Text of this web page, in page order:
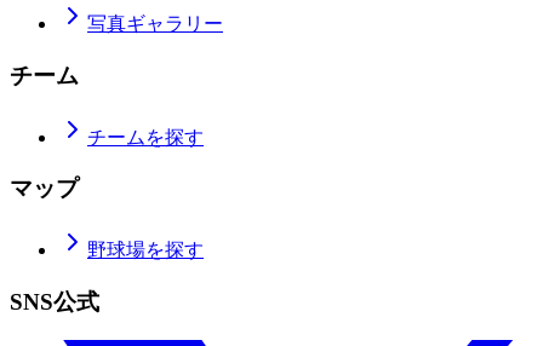
写真ギャラリー
チーム
チームを探す
マップ
野球場を探す
SNS公式